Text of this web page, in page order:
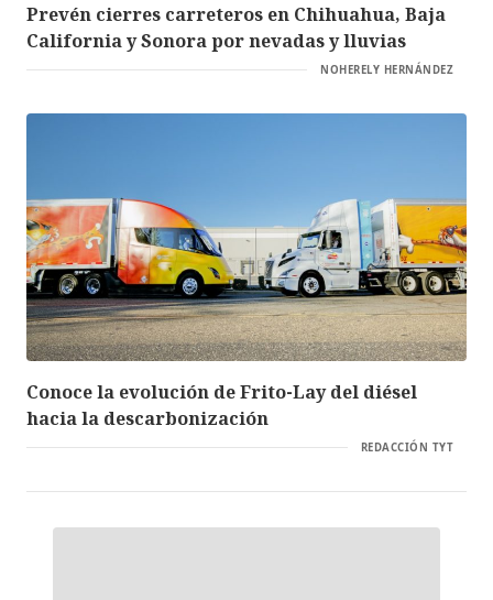
Prevén cierres carreteros en Chihuahua, Baja
California y Sonora por nevadas y lluvias
NOHERELY HERNÁNDEZ
Conoce la evolución de Frito-Lay del diésel
hacia la descarbonización
REDACCIÓN TYT